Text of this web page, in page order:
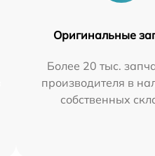
Оригинальные
Более 20 тыс.
производителя в
собственных